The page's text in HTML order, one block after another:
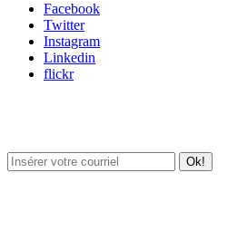
Facebook
Twitter
Instagram
Linkedin
flickr